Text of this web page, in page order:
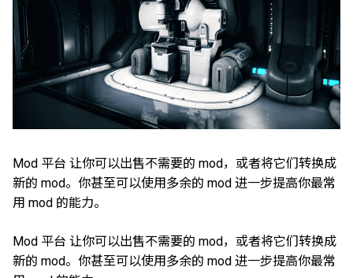
Mod 平台 让你可以出售不需要的 mod，或者将它们转换成
新的 mod。你甚至可以使用多余的 mod 进一步提高你最常
用 mod 的能力。
Mod 平台 让你可以出售不需要的 mod，或者将它们转换成
新的 mod。你甚至可以使用多余的 mod 进一步提高你最常